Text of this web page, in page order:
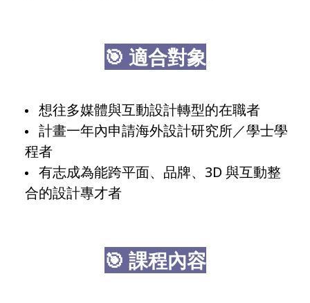
🎯 適合對象
想往多媒體與互動設計轉型的在職者
計畫一年內申請海外設計研究所／學士學
程者
有志成為能跨平面、品牌、3D 與互動整
合的設計專才者
🎯 課程內容